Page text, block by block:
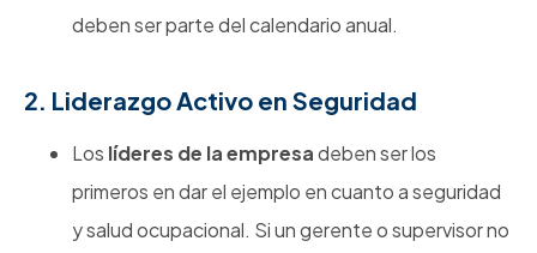
deben ser parte del calendario anual.
2. Liderazgo Activo en Seguridad
Los líderes de la empresadeben ser los
primeros en dar el ejemplo en cuanto a seguridad
y salud ocupacional. Si un gerente o supervisor no